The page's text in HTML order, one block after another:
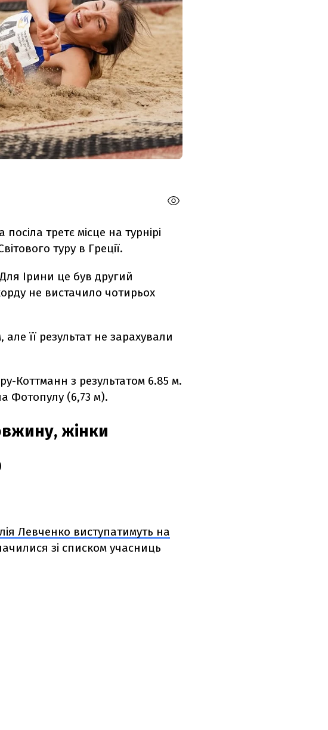
третє місце на турнірі
туру в Греції.
Ірини це був другий
не вистачило чотирьох
її результат не зарахували
Коттманн з результатом 6.85 м.
Фотопулу (6,73 м).
жінки
Левченко виступатимуть на
зі списком учасниць